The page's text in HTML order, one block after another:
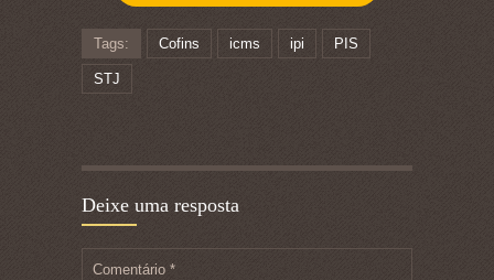
Tags: Cofins icms ipi PIS
STJ
Deixe uma resposta
Comentário *